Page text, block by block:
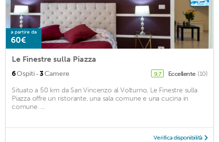
a partire da
60€
Le Finestre sulla Piazza
6Ospiti · 3Camere 9,7 Eccellente (10)
Situato a 50 km da San Vincenzo al Volturno, Le Finestre sulla
Piazza offre un ristorante, una sala comune e una cucina in
comune. ...
Verifica disponibilità